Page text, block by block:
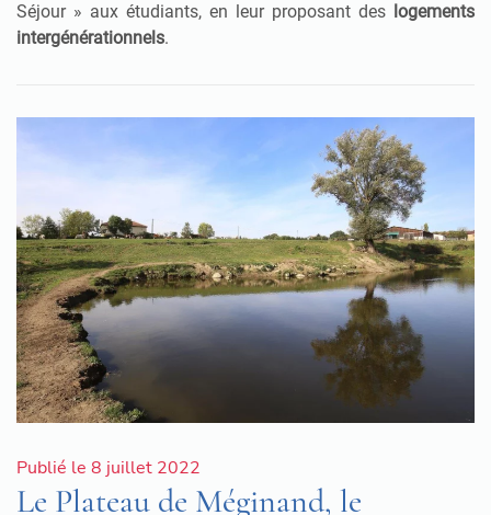
Séjour » aux étudiants, en leur proposant des logements
intergénérationnels.
Publié le 8 juillet 2022
Le Plateau de Méginand, le